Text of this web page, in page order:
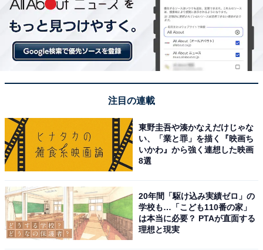
注目の連載
東野圭吾や湊かなえだけじゃな
い、「業と罪」を描く『映画ち
いかわ』から強く連想した映画
8選
20年間「駆け込み実績ゼロ」の
学校も…「こども110番の家」
は本当に必要？ PTAが直面する
理想と現実